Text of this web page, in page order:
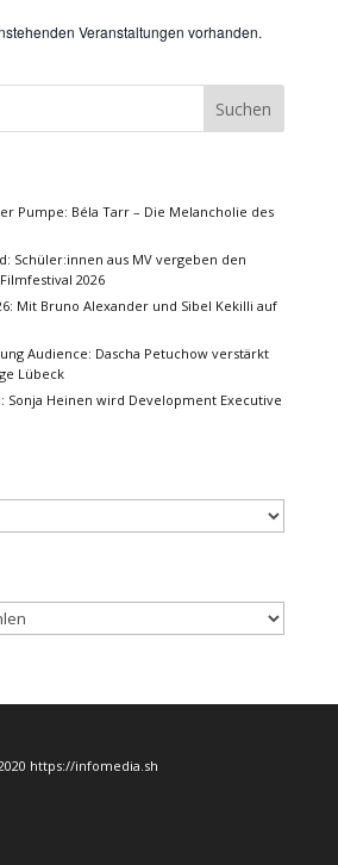
Veranstaltungen vorhanden.
Pumpe: Béla Tarr – Die Melancholie des
Schüler:innen aus MV vergeben den
2026
Mit Bruno Alexander und Sibel Kekilli auf
Audience: Dascha Petuchow verstärkt
Lübeck
Sonja Heinen wird Development Executive
https://infomedia.sh